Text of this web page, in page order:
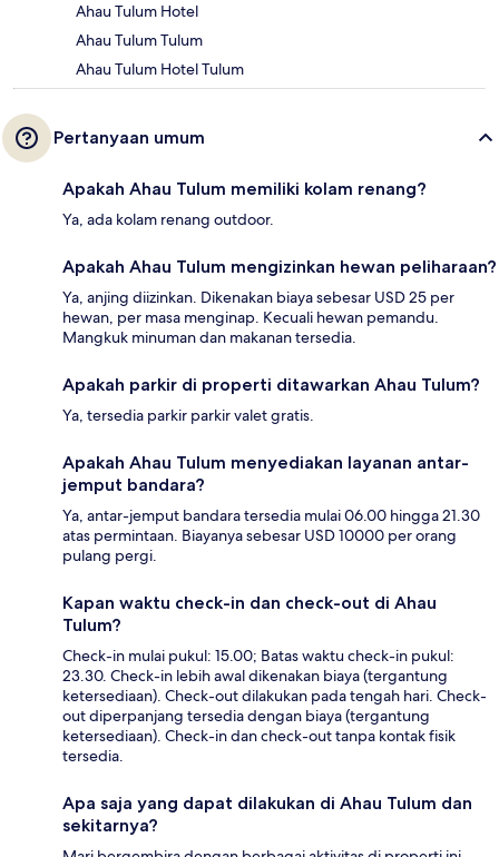
Ahau Tulum Hotel
Ahau Tulum Tulum
Ahau Tulum Hotel Tulum
Pertanyaan umum
Apakah Ahau Tulum memiliki kolam renang?
Ya, ada kolam renang outdoor.
Apakah Ahau Tulum mengizinkan hewan peliharaan?
Ya, anjing diizinkan. Dikenakan biaya sebesar USD 25 per
hewan, per masa menginap. Kecuali hewan pemandu.
Mangkuk minuman dan makanan tersedia.
Apakah parkir di properti ditawarkan Ahau Tulum?
Ya, tersedia parkir parkir valet gratis.
Apakah Ahau Tulum menyediakan layanan antar-
jemput bandara?
Ya, antar-jemput bandara tersedia mulai 06.00 hingga 21.30
atas permintaan. Biayanya sebesar USD 10000 per orang
pulang pergi.
Kapan waktu check-in dan check-out di Ahau
Tulum?
Check-in mulai pukul: 15.00; Batas waktu check-in pukul:
23.30. Check-in lebih awal dikenakan biaya (tergantung
ketersediaan). Check-out dilakukan pada tengah hari. Check-
out diperpanjang tersedia dengan biaya (tergantung
ketersediaan). Check-in dan check-out tanpa kontak fisik
tersedia.
Apa saja yang dapat dilakukan di Ahau Tulum dan
sekitarnya?